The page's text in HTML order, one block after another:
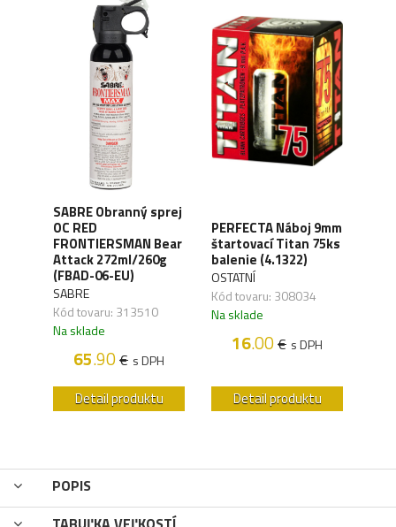
SABRE Obranný sprej
OC RED
FRONTIERSMAN Bear
Attack 272ml/260g
(FBAD-06-EU)
SABRE
Kód tovaru: 313510
Na sklade
65.90€ s DPH
Detail produktu
PERFECTA Náboj 9mm
štartovací Titan 75ks
balenie (4.1322)
OSTATNÍ
Kód tovaru: 308034
Na sklade
16.00€ s DPH
Detail produktu
POPIS